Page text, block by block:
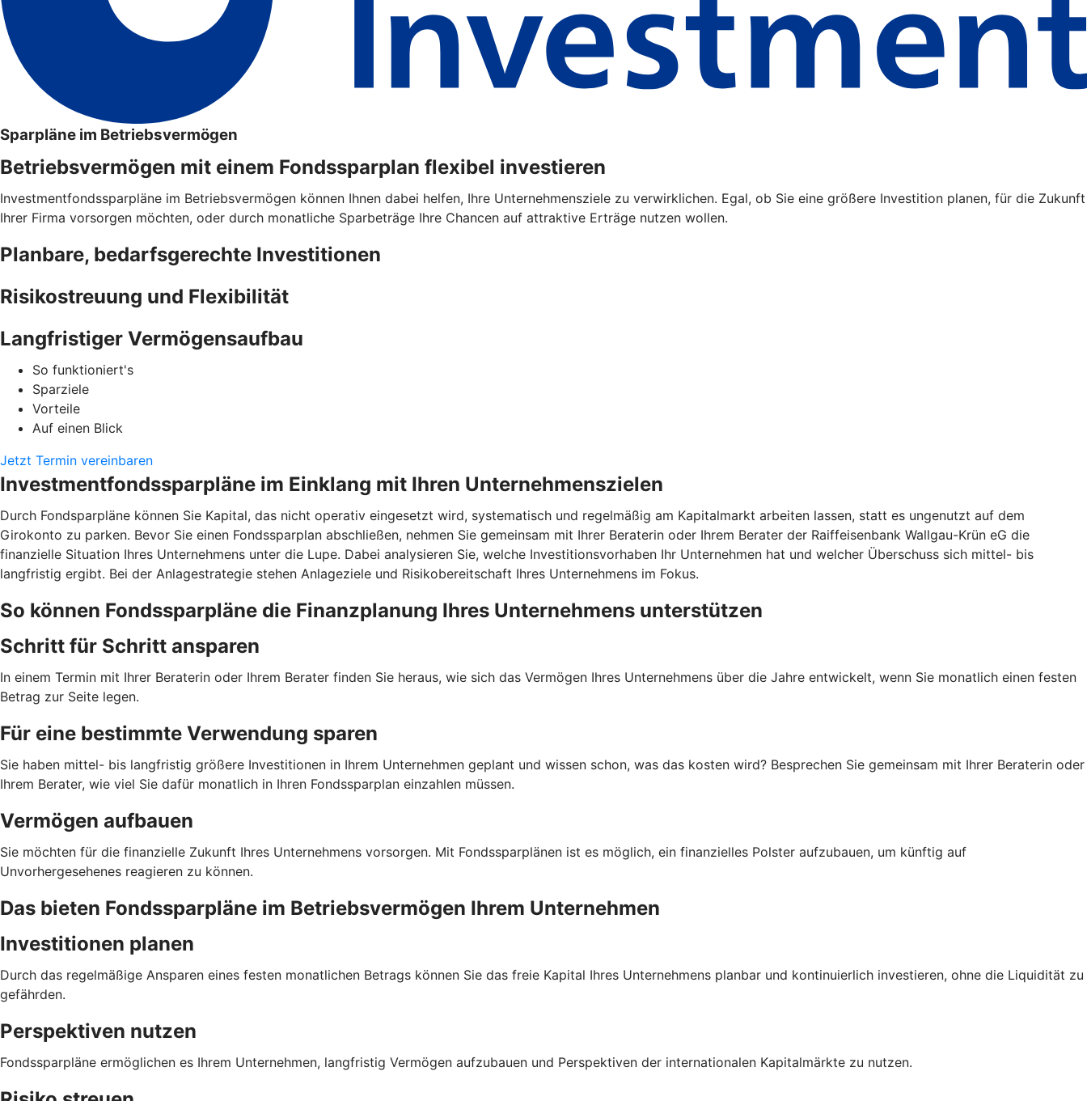
Sparpläne im Betriebsvermögen
Betriebsvermögen mit einem Fondssparplan flexibel investieren
Investmentfondssparpläne im Betriebsvermögen können Ihnen dabei helfen, Ihre Unternehmensziele zu verwirklichen. Egal, ob Sie eine größere Investition planen, für die Zukunft
Ihrer Firma vorsorgen möchten, oder durch monatliche Sparbeträge Ihre Chancen auf attraktive Erträge nutzen wollen.
Planbare, bedarfsgerechte Investitionen
Risikostreuung und Flexibilität
Langfristiger Vermögensaufbau
So funktioniert's
Sparziele
Vorteile
Auf einen Blick
Jetzt Termin vereinbaren
Investmentfondssparpläne im Einklang mit Ihren Unternehmenszielen
Durch Fondsparpläne können Sie Kapital, das nicht operativ eingesetzt wird, systematisch und regelmäßig am Kapitalmarkt arbeiten lassen, statt es ungenutzt auf dem
Girokonto zu parken. Bevor Sie einen Fondssparplan abschließen, nehmen Sie gemeinsam mit Ihrer Beraterin oder Ihrem Berater der Raiffeisenbank Wallgau-Krün eG die
finanzielle Situation Ihres Unternehmens unter die Lupe. Dabei analysieren Sie, welche Investitionsvorhaben Ihr Unternehmen hat und welcher Überschuss sich mittel- bis
langfristig ergibt. Bei der Anlagestrategie stehen Anlageziele und Risikobereitschaft Ihres Unternehmens im Fokus.
So können Fondssparpläne die Finanzplanung Ihres Unternehmens unterstützen
Schritt für Schritt ansparen
In einem Termin mit Ihrer Beraterin oder Ihrem Berater finden Sie heraus, wie sich das Vermögen Ihres Unternehmens über die Jahre entwickelt, wenn Sie monatlich einen festen
Betrag zur Seite legen.
Für eine bestimmte Verwendung sparen
Sie haben mittel- bis langfristig größere Investitionen in Ihrem Unternehmen geplant und wissen schon, was das kosten wird? Besprechen Sie gemeinsam mit Ihrer Beraterin oder
Ihrem Berater, wie viel Sie dafür monatlich in Ihren Fondssparplan einzahlen müssen.
Vermögen aufbauen
Sie möchten für die finanzielle Zukunft Ihres Unternehmens vorsorgen. Mit Fondssparplänen ist es möglich, ein finanzielles Polster aufzubauen, um künftig auf
Unvorhergesehenes reagieren zu können.
Das bieten Fondssparpläne im Betriebsvermögen Ihrem Unternehmen
Investitionen planen
Durch das regelmäßige Ansparen eines festen monatlichen Betrags können Sie das freie Kapital Ihres Unternehmens planbar und kontinuierlich investieren, ohne die Liquidität zu
gefährden.
Perspektiven nutzen
Fondssparpläne ermöglichen es Ihrem Unternehmen, langfristig Vermögen aufzubauen und Perspektiven der internationalen Kapitalmärkte zu nutzen.